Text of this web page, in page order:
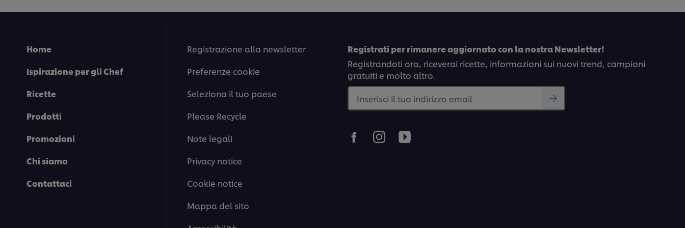
1
Home
Ispirazione per gli Chef
Ricette
Prodotti
Promozioni
Chi siamo
Contattaci
Registrazione alla newsletter
Preferenze cookie
Seleziona il tuo paese
Please Recycle
Note legali
Privacy notice
Cookie notice
Mappa del sito
Registrati per rimanere aggiornato con la nostra Newsletter!
Registrandoti ora, riceverai ricette, informazioni sui nuovi trend, campioni
gratuiti e molto altro.
Inserisci il tuo indirizzo email